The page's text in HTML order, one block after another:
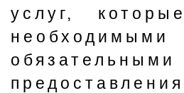
услуг,
предоставления